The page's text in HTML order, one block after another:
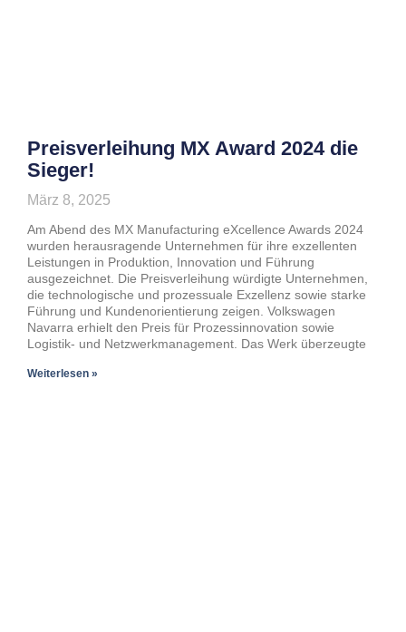
Preisverleihung MX Award 2024 die
Sieger!
März 8, 2025
Am Abend des MX Manufacturing eXcellence Awards 2024
wurden herausragende Unternehmen für ihre exzellenten
Leistungen in Produktion, Innovation und Führung
ausgezeichnet. Die Preisverleihung würdigte Unternehmen,
die technologische und prozessuale Exzellenz sowie starke
Führung und Kundenorientierung zeigen. Volkswagen
Navarra erhielt den Preis für Prozessinnovation sowie
Logistik- und Netzwerkmanagement. Das Werk überzeugte
Weiterlesen »